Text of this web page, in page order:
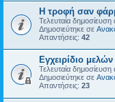
H τροφή σαν
Τελευταία
Δημοσιεύτηκε σε
Απαντήσεις: 42
Εγχειρίδιο
Τελευταία
Δημοσιεύτηκε σε
Απαντήσεις: 23